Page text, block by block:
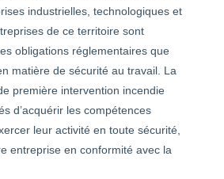
industrielles, technologiques et
de ce territoire sont
obligations réglementaires que
matière de sécurité au travail. La
première intervention incendie
d’acquérir les compétences
leur activité en toute sécurité,
entreprise en conformité avec la